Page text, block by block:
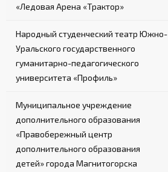
«Ледовая Арена «Трактор»
Народный студенческий театр Южно-
Уральского государственного
гуманитарно-педагогического
университета «Профиль»
Муниципальное учреждение
дополнительного образования
«Правобережный центр
дополнительного образования
детей» города Магнитогорска